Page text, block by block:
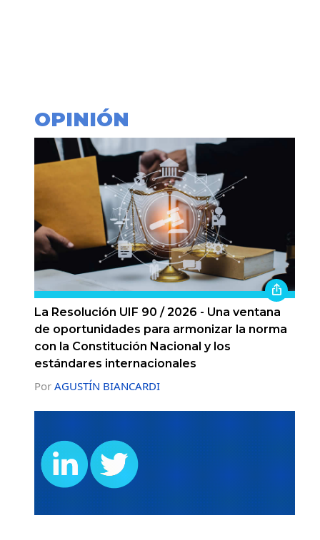
OPINIÓN
La Resolución UIF 90 / 2026 - Una ventana
de oportunidades para armonizar la norma
con la Constitución Nacional y los
estándares internacionales
Por AGUSTÍN BIANCARDI